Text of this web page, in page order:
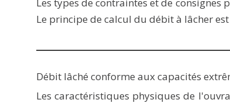
Le principe de calcul du débit à lâcher
Débit lâché conforme aux capacités
Les caractéristiques physiques de